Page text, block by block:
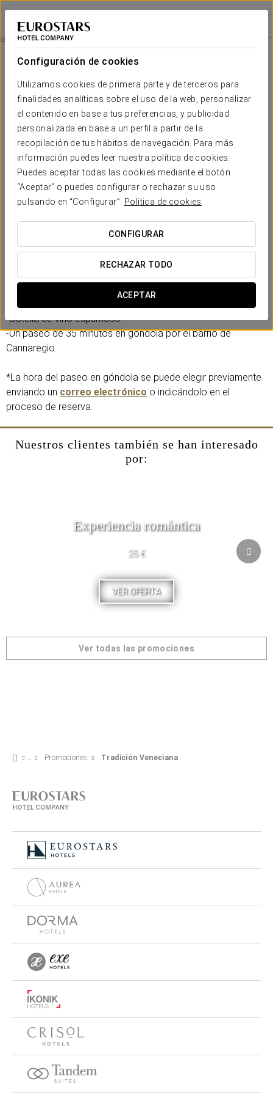
Configuración de cookies
Utilizamos cookies de primera parte y de terceros para
finalidades analíticas sobre el uso de la web, personalizar
el contenido en base a tus preferencias, y publicidad
personalizada en base a un perfil a partir de la
recopilación de tus hábitos de navegación. Para más
información puedes leer nuestra política de cookies.
Puedes aceptar todas las cookies mediante el botón
“Aceptar” o puedes configurar o rechazar su uso
pulsando en “Configurar”.
Política de cookies
CONFIGURAR
RECHAZAR TODO
ACEPTAR
Eurostars Cannaregio
VENECIA
Tradición Veneciana
120 €
Tradición veneciana
Descubre lo más tradicional de Venecia. Disfruta de sus
calles, sus canales y la belleza que se puede encontrar en
cada esquina. ¡Familiarízate con la típica Venecia!
Esta oferta, además de la selección de alojamiento, incluye:
-Botella de vino espumoso.
-Un paseo de 35 minutos en góndola por el barrio de
Cannaregio.
*La hora del paseo en góndola se puede elegir previamente
enviando un correo electrónico o indicándolo en el
proceso de reserva.
Nuestros clientes también se han interesado
por:
Experiencia romántica
25 €
VER OFERTA
Ver todas las promociones
Promociones Tradición Veneciana